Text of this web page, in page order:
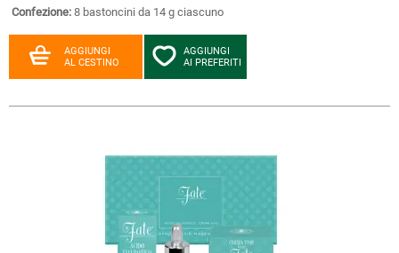
Confezione: 8 bastoncini da 14 g ciascuno
AGGIUNGI
AL CESTINO
AGGIUNGI
AI PREFERITI